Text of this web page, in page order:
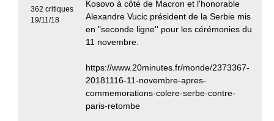
362 critiques
19/11/18
Kosovo à côté de Macron et l'honorable
Alexandre Vucic président de la Serbie mis
en "seconde ligne'' pour les cérémonies du
11 novembre.
https://www.20minutes.fr/monde/2373367-
20181116-11-novembre-apres-
commemorations-colere-serbe-contre-
paris-retombe